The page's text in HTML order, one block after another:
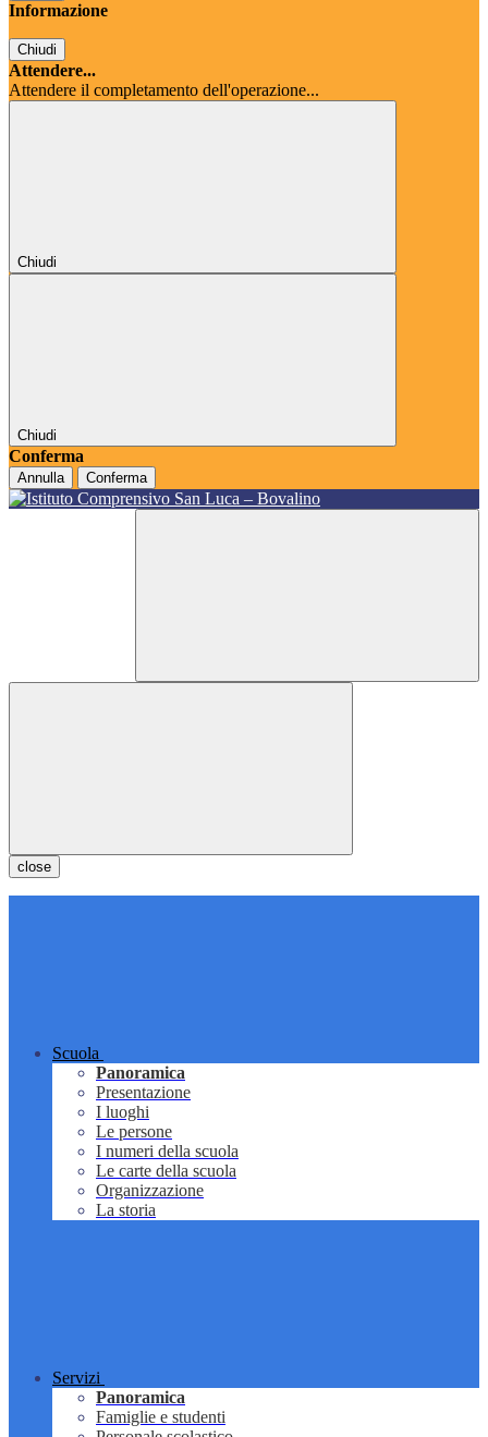
Informazione
Chiudi
Attendere...
Attendere il completamento dell'operazione...
Chiudi
Chiudi
Conferma
Annulla Conferma
close
Scuola
Panoramica
Presentazione
I luoghi
Le persone
I numeri della scuola
Le carte della scuola
Organizzazione
La storia
Servizi
Panoramica
Famiglie e studenti